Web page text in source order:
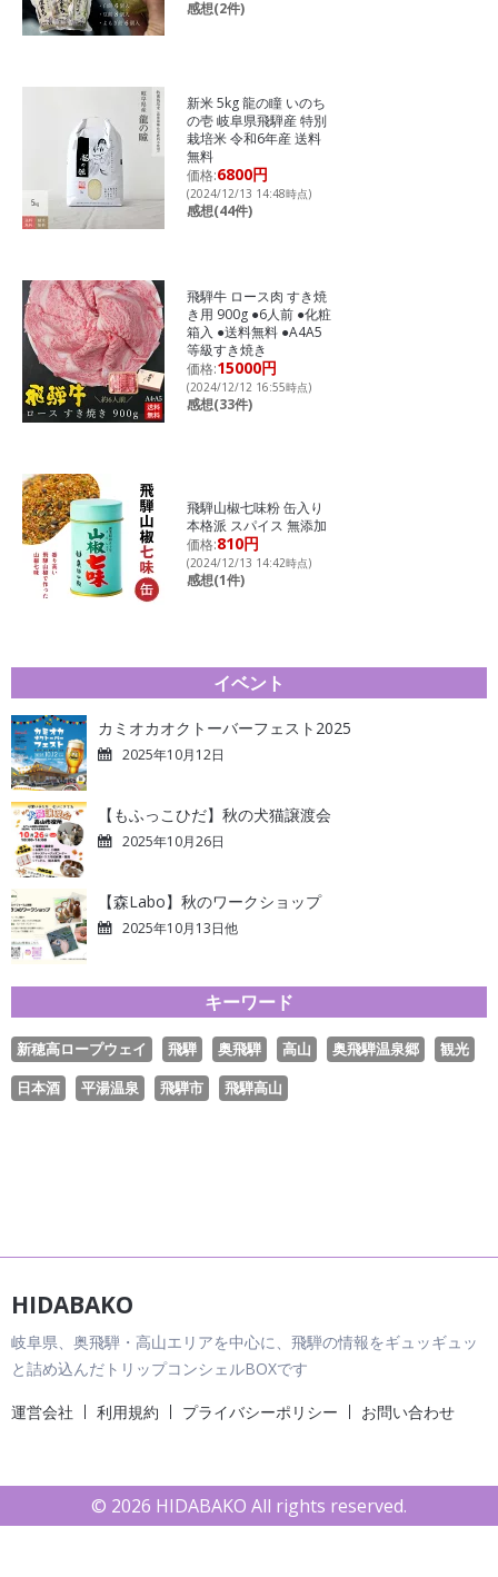
感想(2件)
新米 5kg 龍の瞳 いのち
の壱 岐阜県飛騨産 特別
栽培米 令和6年産 送料
無料
価格:6800円
(2024/12/13 14:48時点)
感想(44件)
飛騨牛 ロース肉 すき焼
き用 900g ●6人前 ●化粧
箱入 ●送料無料 ●A4A5
等級すき焼き
価格:15000円
(2024/12/12 16:55時点)
感想(33件)
飛騨山椒七味粉 缶入り
本格派 スパイス 無添加
価格:810円
(2024/12/13 14:42時点)
感想(1件)
イベント
カミオカオクトーバーフェスト2025
2025年10月12日
【もふっこひだ】秋の犬猫譲渡会
2025年10月26日
【森Labo】秋のワークショップ
2025年10月13日他
キーワード
新穂高ロープウェイ 飛騨 奥飛騨 高山 奥飛騨温泉郷
観光
日本酒
平湯温泉 飛騨市 飛騨高山
HIDABAKO
岐阜県、奥飛騨・高山エリアを中心に、飛騨の情報をギュッギュッ
と詰め込んだトリップコンシェルBOXです
運営会社 利用規約 プライバシーポリシー お問い合わせ
© 2026 HIDABAKO All rights reserved.